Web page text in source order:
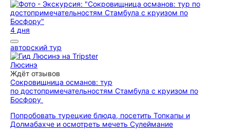
4 дня
авторский тур
Люсинэ
Ждёт отзывов
Сокровищница османов: тур
по достопримечательностям Стамбула с круизом по
Босфору
Попробовать турецкие блюда, посетить Топкапы и
Долмабахче и осмотреть мечеть Сулеймание